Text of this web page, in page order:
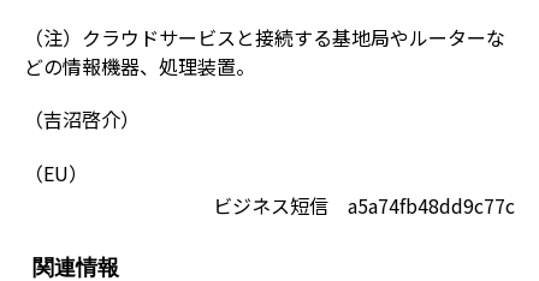
（注）クラウドサービスと接続する基地局やルーターな
どの情報機器、処理装置。
（吉沼啓介）
（EU）
ビジネス短信 a5a74fb48dd9c77c
関連情報